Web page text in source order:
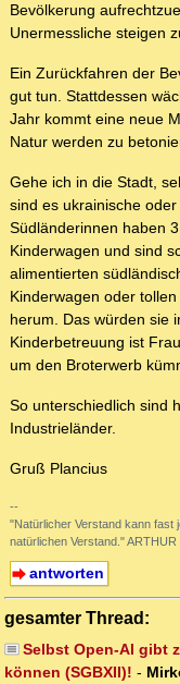
Bevölkerung
Unermessliche steigen
Ein Zurückfahren der
gut tun. Stattdessen
Jahr kommt eine neue
Natur werden zu
Gehe ich in die Stadt,
sind es ukrainische
Südländerinnen haben
Kinderwagen und sind
alimentierten
Kinderwagen oder
herum. Das würden sie
Kinderbetreuung ist
um den Broterwerb
So unterschiedlich sind
Industrieländer.
Gruß Plancius
--
"Natürlicher Verstand kann fast
natürlichen Verstand."
antworten
gesamter Thread:
Selbst Open-AI gibt
können (SGBXII)! -